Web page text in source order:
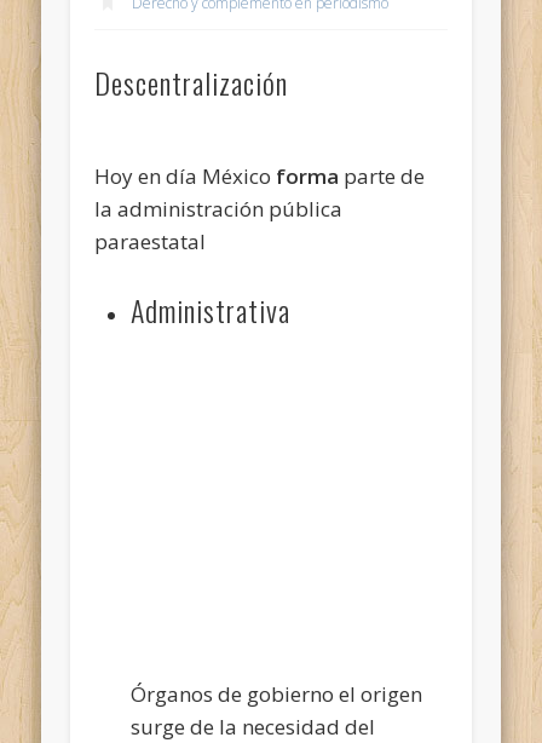
Descentralización
Hoy en día México forma parte de
la administración pública
paraestatal
Administrativa
Órganos de gobierno el origen
surge de la necesidad del